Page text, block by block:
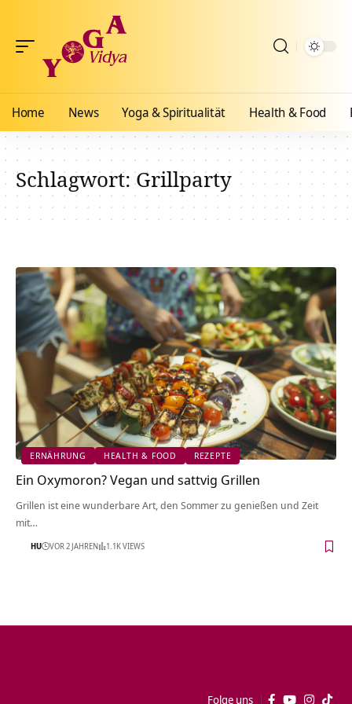
Home News Yoga & Spiritualität Health & Food
Schlagwort:Grillparty
ERNÄHRUNG HEALTH & FOOD REZEPTE
Ein Oxymoron? Vegan und sattvig Grillen
Grillen ist eine wunderbare Art, den Sommer zu genießen und Zeit
mit…
HU VOR 2 JAHREN 1.1K VIEWS
Folge uns